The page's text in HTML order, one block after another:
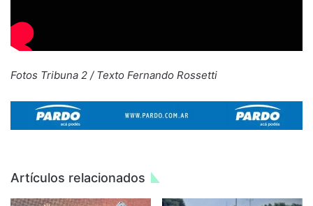
Fotos Tribuna 2 / Texto Fernando Rossetti
Artículos relacionados